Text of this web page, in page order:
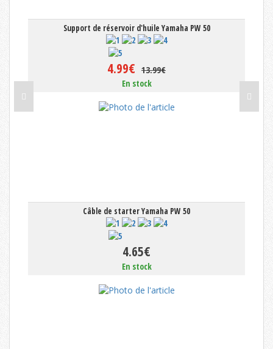
Support de réservoir d'huile Yamaha PW 50
4.99€ 13.99€
En stock
Câble de starter Yamaha PW 50
4.65€
En stock